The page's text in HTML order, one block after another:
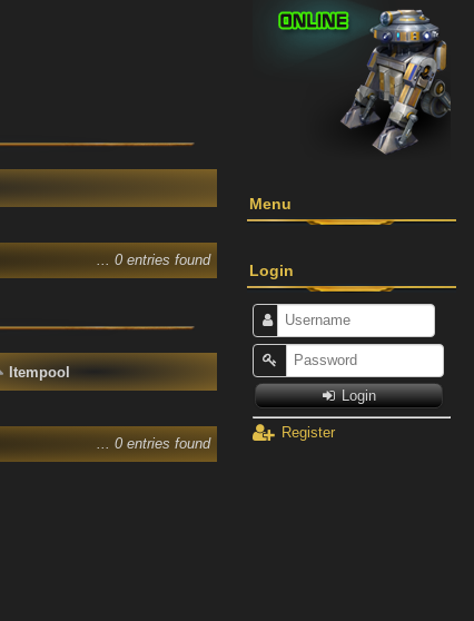
... 0 entries found
Itempool
... 0 entries found
Menu
Login
Login
Register